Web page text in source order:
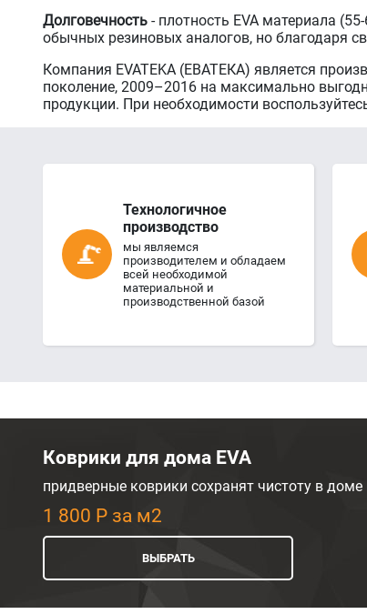
Долговечность - плотность EVA материала
обычных резиновых аналогов, но благодаря
Компания EVATEKA (ЕВАТЕКА) является
поколение, 2009–2016 на максимально
продукции. При необходимости
Технологичное
производство
мы являемся
производителем и обладаем
всей необходимой
материальной и
производственной базой
Коврики для дома EVA
придверные коврики сохранят чистоту в доме
1 800 Р за м2
ВЫБРАТЬ